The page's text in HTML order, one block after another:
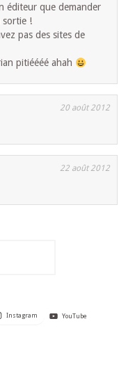
éditeur que demander
sortie !
pas des sites de
pitiéééé ahah
20 août 2012
22 août 2012
Instagram YouTube